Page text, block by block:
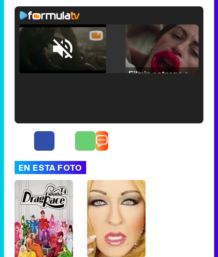
Unmute /
Loaded:
25.30%
EN ESTA FOTO